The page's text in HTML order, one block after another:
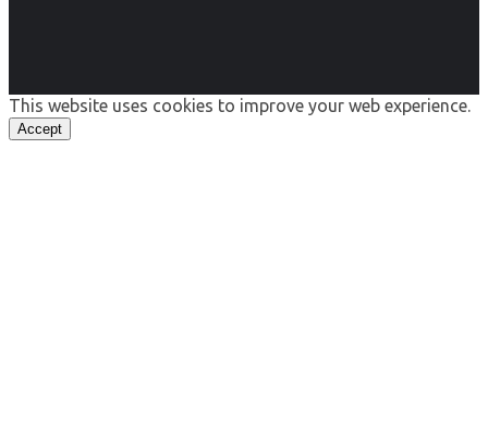
This website uses cookies to improve your web experience.
Accept